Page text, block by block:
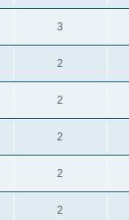
3
2
2
2
2
2